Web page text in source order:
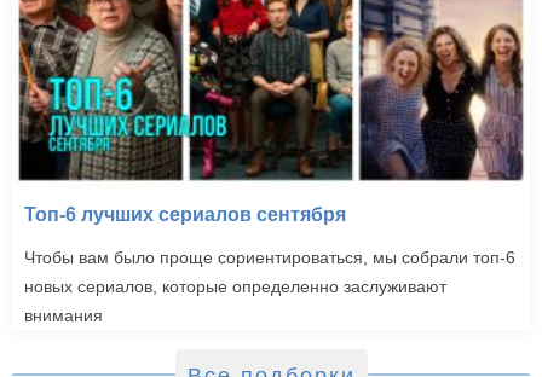
Топ-6 лучших сериалов сентября
Чтобы вам было проще сориентироваться, мы собрали топ-6
новых сериалов, которые определенно заслуживают
внимания